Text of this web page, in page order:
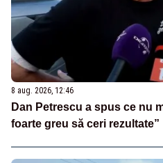
8 aug. 2026, 12:46
Dan Petrescu a spus ce nu
foarte greu să ceri rezultate”